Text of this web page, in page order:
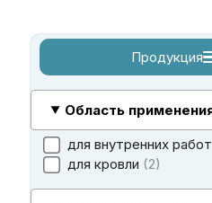
Продукция
Область
для внутренних работ
для кровли 2